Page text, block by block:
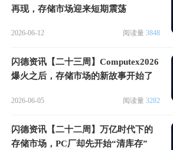
再现，存储市场迎来短期震荡
2026-06-12 阅读量 3848
闪德资讯【二十三周】Computex2026
爆火之后，存储市场的新故事开始了
2026-06-05 阅读量 3282
闪德资讯【二十二周】万亿时代下的
存储市场，PC厂却先开始“清库存”